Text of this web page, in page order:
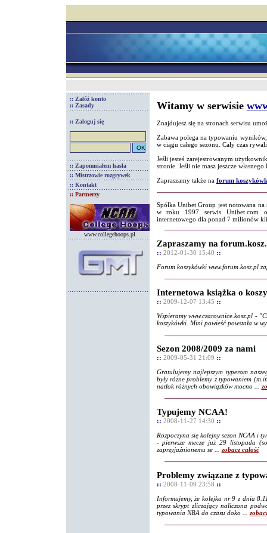
:: Załóż konto
:: Zasady
:: Zaloguj się
:: Zapomniałem hasła
:: Mistrzowie rozgrywek
:: Kontakt
:: Partnerzy
www.collegehoops.pl
Witamy w serwisie
Znajdujesz się na stronach serwisu
Zabawa polega na typowaniu
w ciągu całego sezonu. Cały czas
Jeśli jesteś zarejestrowanym
stronie. Jeśli nie masz jeszcze własnego
Zapraszamy także na forum
Spółka Unibet Group jest notowana
w roku 1997 serwis Unibet.com
internetowego dla ponad 7 milionów
Zapraszamy na
:: 2012-01-30 15:40 ::
Forum koszykówki www.forum.kosz.pl
Internetowa książka o
:: 2009-12-07 13:45 ::
Wspieramy www.czarownice.kosz.pl -
koszykówki. Mini powieść powstała w
Sezon 2008/2009 za nami
:: 2009-05-31 21:09 ::
Gratulujemy najlepszym typerom
były różne problemy z typowaniem
natłok różnych obowiązków mocno ...
Typujemy NCAA!
:: 2008-11-27 14:30 ::
Rozpoczyna się kolejny sezon NCAA i
- pierwsze mecze już 29 listopada
zaprzyjaźnionemu se ... zobacz całość
Problemy związane z
:: 2008-11-09 23:58 ::
Informujemy, że kolejka nr 9 z dnia
przez skrypt zliczający naliczona
typowania NBA do czasu doko ...